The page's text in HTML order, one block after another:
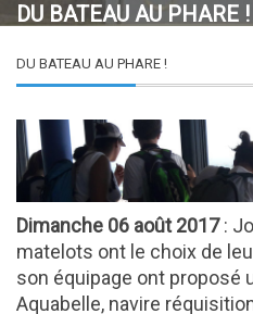
DU BATEAU AU PHARE !
DU BATEAU AU PHARE !
Dimanche 06 août 2017:
matelots ont le choix de
son équipage ont proposé
Aquabelle, navire